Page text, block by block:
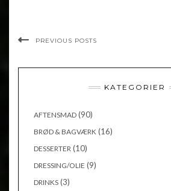
PREVIOUS POSTS
KATEGORIER
AFTENSMAD (90)
BRØD & BAGVÆRK (16)
DESSERTER (10)
DRESSING/OLIE (9)
DRINKS (3)